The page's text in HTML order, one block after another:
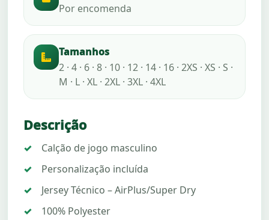
Por encomenda
Tamanhos
2 · 4 · 6 · 8 · 10 · 12 · 14 · 16 · 2XS · XS · S ·
M · L · XL · 2XL · 3XL · 4XL
Descrição
Calção de jogo masculino
Personalização incluída
Jersey Técnico – AirPlus/Super Dry
100% Polyester